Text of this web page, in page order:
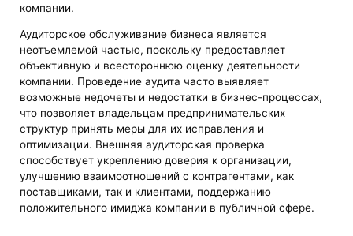
компании.
Аудиторское обслуживание бизнеса является
неотъемлемой частью, поскольку предоставляет
объективную и всестороннюю оценку деятельности
компании. Проведение аудита часто выявляет
возможные недочеты и недостатки в бизнес-процессах,
что позволяет владельцам предпринимательских
структур принять меры для их исправления и
оптимизации. Внешняя аудиторская проверка
способствует укреплению доверия к организации,
улучшению взаимоотношений с контрагентами, как
поставщиками, так и клиентами, поддержанию
положительного имиджа компании в публичной сфере.